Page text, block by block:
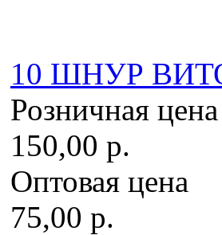
10 ШНУР
Розничная цена
150,00 р.
Оптовая цена
75,00 р.